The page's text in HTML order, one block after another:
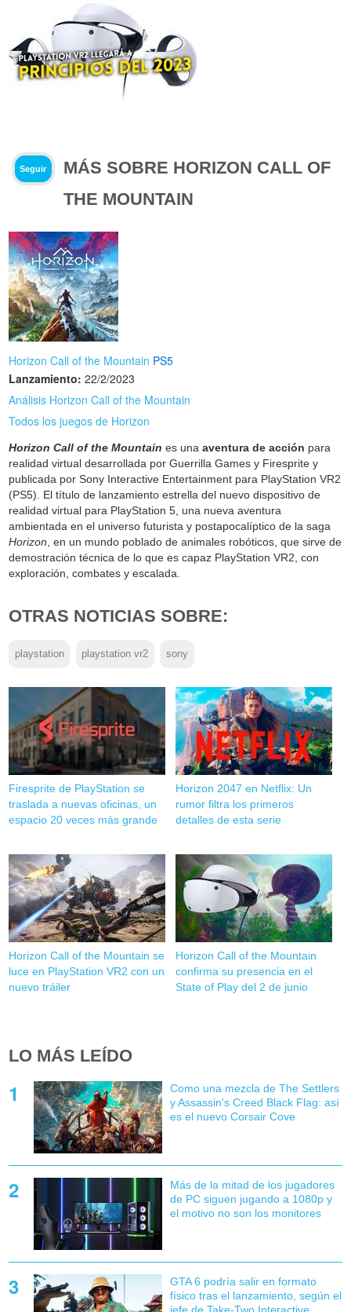
Seguir
MÁS SOBRE HORIZON CALL OF
THE MOUNTAIN
Horizon Call of the Mountain PS5
Lanzamiento: 22/2/2023
Análisis Horizon Call of the Mountain
Todos los juegos de Horizon
Horizon Call of the Mountain es unaaventura de acción para
realidad virtual desarrollada por Guerrilla Games y Firesprite y
publicada por Sony Interactive Entertainment para PlayStation VR2
(PS5). El título de lanzamiento estrella del nuevo dispositivo de
realidad virtual para PlayStation 5, una nueva aventura
ambientada en el universo futurista y postapocalíptico de la saga
Horizon , en un mundo poblado de animales robóticos, que sirve de
demostración técnica de lo que es capaz PlayStation VR2, con
exploración, combates y escalada.
OTRAS NOTICIAS SOBRE:
playstation playstation vr2 sony
Firesprite de PlayStation se
traslada a nuevas oficinas, un
espacio 20 veces más grande
Horizon 2047 en Netflix: Un
rumor filtra los primeros
detalles de esta serie
Horizon Call of the Mountain se
luce en PlayStation VR2 con un
nuevo tráiler
Horizon Call of the Mountain
confirma su presencia en el
State of Play del 2 de junio
LO MÁS LEÍDO
Como una mezcla de The Settlers
y Assassin's Creed Black Flag: así
es el nuevo Corsair Cove
Más de la mitad de los jugadores
de PC siguen jugando a 1080p y
el motivo no son los monitores
GTA 6 podría salir en formato
físico tras el lanzamiento, según el
jefe de Take-Two Interactive